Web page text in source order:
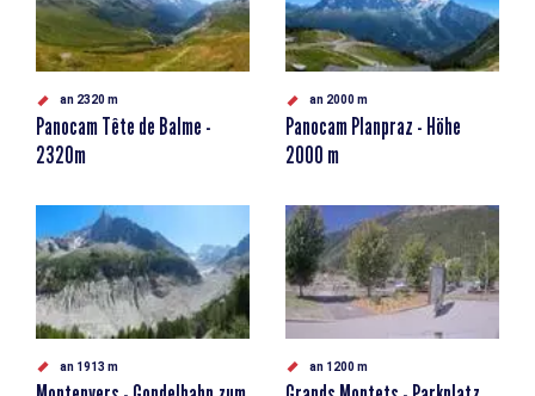
an 2320 m
Panocam Tête de Balme -
2320m
an 2000 m
Panocam Planpraz - Höhe
2000 m
an 1913 m an 1200 m